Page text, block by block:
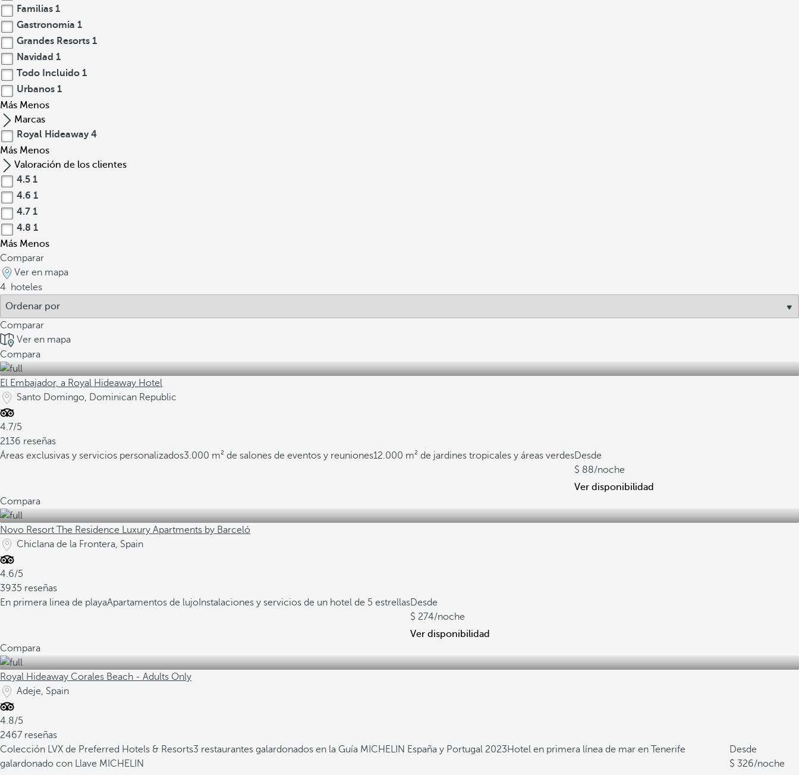
Familias 1
Gastronomia 1
Grandes Resorts 1
Navidad 1
Todo Incluido 1
Urbanos 1
Más Menos
Marcas
Royal Hideaway 4
Más Menos
Valoración de los clientes
4.5 1
4.6 1
4.7 1
4.8 1
Más Menos
Comparar
Ver en mapa
4
hoteles
Comparar
Ver en mapa
Compara
El Embajador, a Royal Hideaway Hotel
Santo Domingo, Dominican Republic
4.7/5
2136 reseñas
Áreas exclusivas y servicios personalizados3.000 m² de salones de eventos y reuniones12.000 m² de jardines tropicales y áreas verdesDesde
88/noche
Ver disponibilidad
Compara
Novo Resort The Residence Luxury Apartments by Barceló
Chiclana de la Frontera, Spain
4.6/5
3935 reseñas
En primera linea de playaApartamentos de lujo Instalaciones y servicios de un hotel de 5 estrellasDesde
274/noche
Ver disponibilidad
Compara
Royal Hideaway Corales Beach - Adults Only
Adeje, Spain
4.8/5
2467 reseñas
Colección LVX de Preferred Hotels & Resorts3 restaurantes galardonados en la Guía MICHELIN España y Portugal 2023Hotel en primera línea de mar en Tenerife
galardonado con Llave MICHELIN
Desde
326/noche